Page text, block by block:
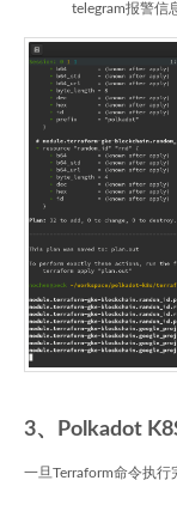
telegram报警信
3、Polkadot
一旦Terraform命令执行